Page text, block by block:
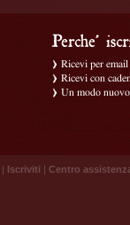
Ricevi per
Ricevi con
Un modo
| Iscriviti | Centro